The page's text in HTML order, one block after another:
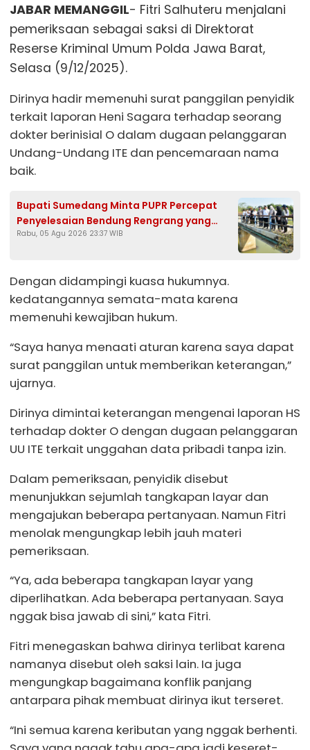
JABAR MEMANGGIL- Fitri Salhuteru menjalani
pemeriksaan sebagai saksi di Direktorat
Reserse Kriminal Umum Polda Jawa Barat,
Selasa (9/12/2025).
Dirinya hadir memenuhi surat panggilan penyidik
terkait laporan Heni Sagara terhadap seorang
dokter berinisial O dalam dugaan pelanggaran
Undang-Undang ITE dan pencemaraan nama
baik.
Bupati Sumedang Minta PUPR Percepat
Penyelesaian Bendung Rengrang yang
Belum Berfungsi Optimal
Rabu, 05 Agu 2026 23:37 WIB
Dengan didampingi kuasa hukumnya.
kedatangannya semata-mata karena
memenuhi kewajiban hukum.
“Saya hanya menaati aturan karena saya dapat
surat panggilan untuk memberikan keterangan,”
ujarnya.
Dirinya dimintai keterangan mengenai laporan HS
terhadap dokter O dengan dugaan pelanggaran
UU ITE terkait unggahan data pribadi tanpa izin.
Dalam pemeriksaan, penyidik disebut
menunjukkan sejumlah tangkapan layar dan
mengajukan beberapa pertanyaan. Namun Fitri
menolak mengungkap lebih jauh materi
pemeriksaan.
“Ya, ada beberapa tangkapan layar yang
diperlihatkan. Ada beberapa pertanyaan. Saya
nggak bisa jawab di sini,” kata Fitri.
Fitri menegaskan bahwa dirinya terlibat karena
namanya disebut oleh saksi lain. Ia juga
mengungkap bagaimana konflik panjang
antarpara pihak membuat dirinya ikut terseret.
“Ini semua karena keributan yang nggak berhenti.